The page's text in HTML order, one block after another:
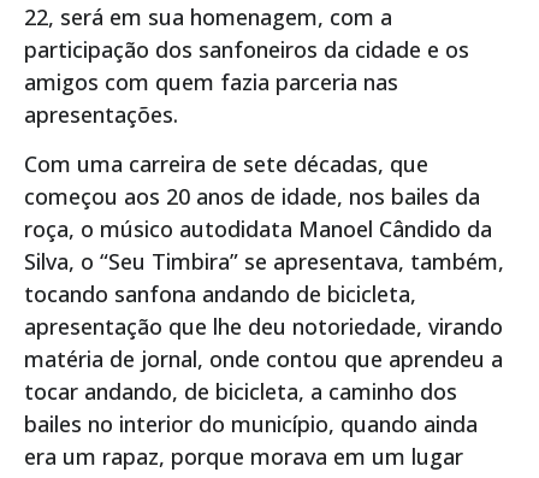
22, será em sua homenagem, com a
participação dos sanfoneiros da cidade e os
amigos com quem fazia parceria nas
apresentações.
Com uma carreira de sete décadas, que
começou aos 20 anos de idade, nos bailes da
roça, o músico autodidata Manoel Cândido da
Silva, o “Seu Timbira” se apresentava, também,
tocando sanfona andando de bicicleta,
apresentação que lhe deu notoriedade, virando
matéria de jornal, onde contou que aprendeu a
tocar andando, de bicicleta, a caminho dos
bailes no interior do município, quando ainda
era um rapaz, porque morava em um lugar